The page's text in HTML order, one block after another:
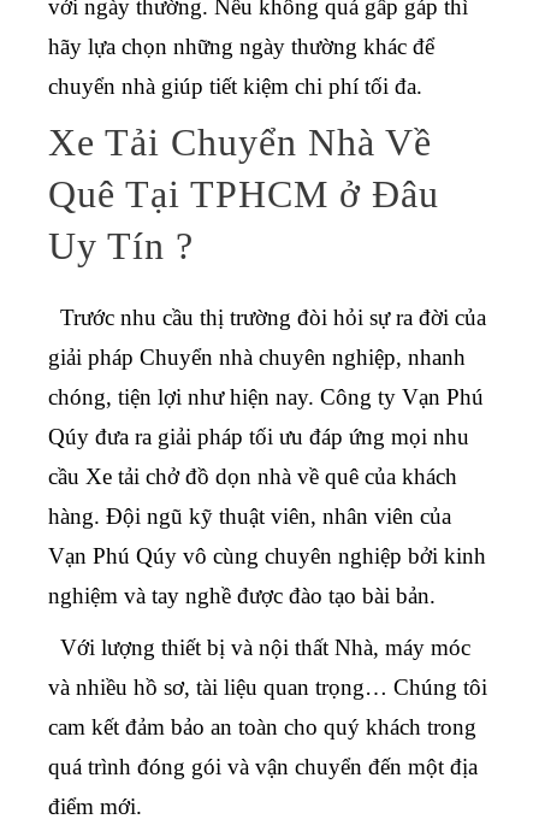
với ngày thường. Nếu không quá gấp gáp thì
hãy lựa chọn những ngày thường khác để
chuyển nhà giúp tiết kiệm chi phí tối đa.
Xe Tải Chuyển Nhà Về
Quê Tại TPHCM ở Đâu
Uy Tín ?
Trước nhu cầu thị trường đòi hỏi sự ra đời của
giải pháp Chuyển nhà chuyên nghiệp, nhanh
chóng, tiện lợi như hiện nay. Công ty Vạn Phú
Qúy đưa ra giải pháp tối ưu đáp ứng mọi nhu
cầu Xe tải chở đồ dọn nhà về quê của khách
hàng. Đội ngũ kỹ thuật viên, nhân viên của
Vạn Phú Qúy vô cùng chuyên nghiệp bởi kinh
nghiệm và tay nghề được đào tạo bài bản.
Với lượng thiết bị và nội thất Nhà, máy móc
và nhiều hồ sơ, tài liệu quan trọng… Chúng tôi
cam kết đảm bảo an toàn cho quý khách trong
quá trình đóng gói và vận chuyển đến một địa
điểm mới.